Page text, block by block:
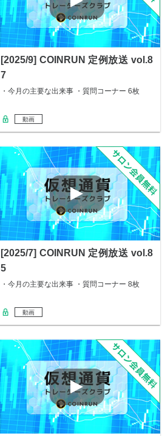
[2025/9] COINRUN 定例放送 vol.8
7
・今月の主要な出来事 ・質問コーナー 6枚
動画
[2025/7] COINRUN 定例放送 vol.8
5
・今月の主要な出来事 ・質問コーナー 8枚
動画